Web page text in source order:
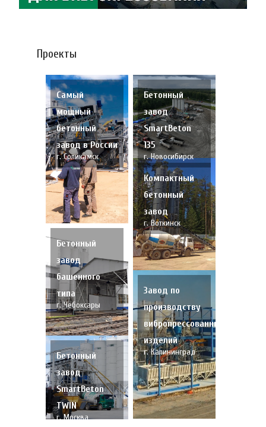
Проекты
Самый
мощный
бетонный
завод в России
г. Соликамск
Бетонный
завод
башенного
типа
г. Чебоксары
Бетонный
завод
SmartBeton
TWIN
г. Москва
Бетонный
завод
SmartBeton
135
г. Новосибирск
Компактный
бетонный
завод
г. Воткинск
Завод по
производству
вибропрессованных
изделий
г. Калининград